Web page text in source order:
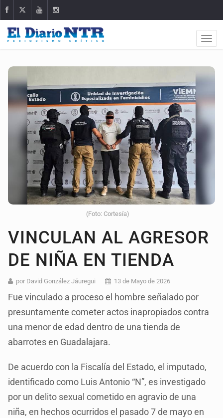
(Foto: Cortesía)
VINCULAN AL AGRESOR
DE NIÑA EN TIENDA
por David González Jáuregui 13 de Mayo de 2026
Fue vinculado a proceso el hombre señalado por
presuntamente cometer actos inapropiados contra
una menor de edad dentro de una tienda de
abarrotes en Guadalajara.
De acuerdo con la Fiscalía del Estado, el imputado,
identificado como Luis Antonio “N”, es investigado
por un delito sexual cometido en agravio de una
niña, en hechos ocurridos el pasado 7 de mayo en